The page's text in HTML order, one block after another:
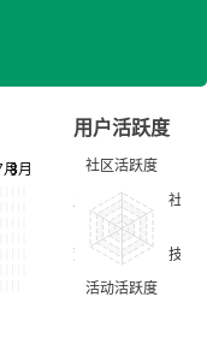
用户活跃度